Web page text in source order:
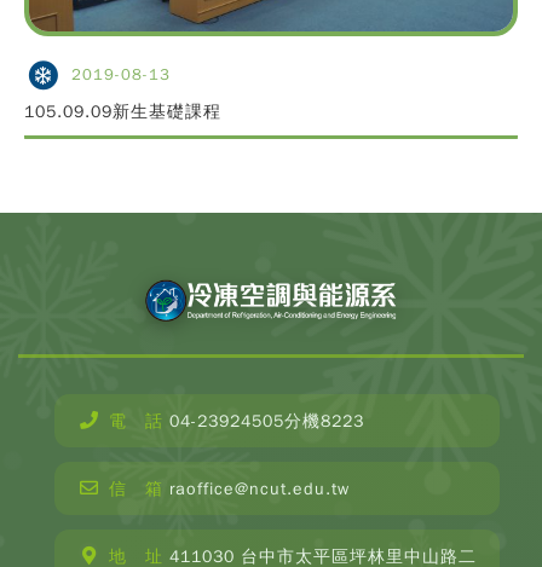
2019-08-13
105.09.09新生基礎課程
電 話 04-23924505分機8223
信 箱 raoffice@ncut.edu.tw
地 址 411030 台中市太平區坪林里中山路二